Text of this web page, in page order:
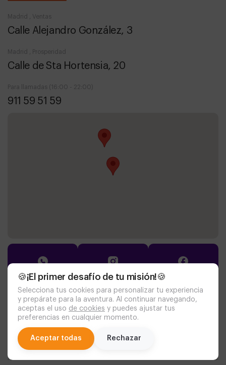
🍪¡El primer desafío de tu misión!🍪
Selecciona tus cookies para personalizar tu experiencia
y prepárate para la aventura. Al continuar navegando,
aceptas el uso de cookies y puedes ajustar tus
preferencias en cualquier momento.
Aceptar todas Rechazar
Madrid , Ventas
Calle Alejandro González, 3
Madrid , Prosperidad
Calle de Sta Hortensia, 20
Para llamadas (16:00 - 22:00)
911 59 51 59
Documentación
política de cookies
aviso legal
Aventurico © 2026